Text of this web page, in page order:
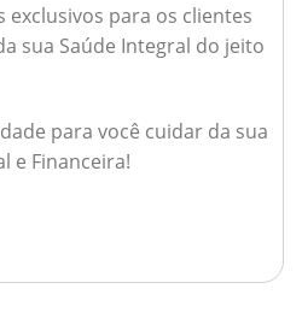
exclusivos para os clientes
sua Saúde Integral do jeito
para você cuidar da sua
e Financeira!